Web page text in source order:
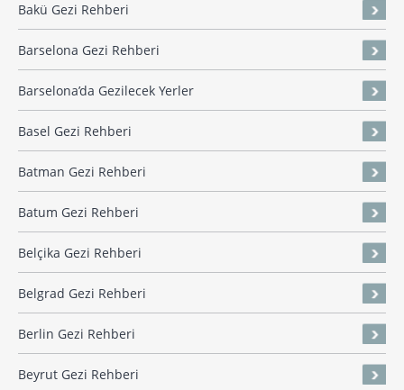
Bakü Gezi Rehberi
Barselona Gezi Rehberi
Barselona’da Gezilecek Yerler
Basel Gezi Rehberi
Batman Gezi Rehberi
Batum Gezi Rehberi
Belçika Gezi Rehberi
Belgrad Gezi Rehberi
Berlin Gezi Rehberi
Beyrut Gezi Rehberi